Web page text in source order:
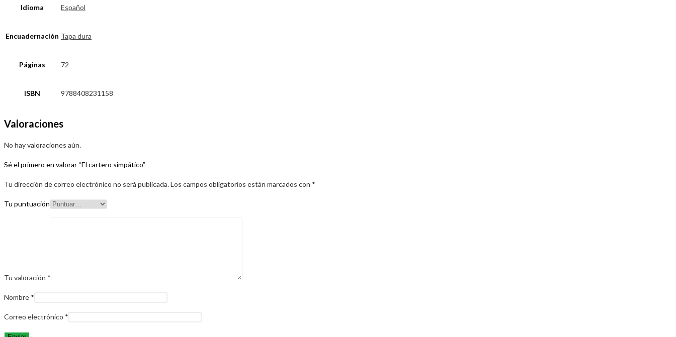
Idioma Español
Encuadernación Tapa dura
Páginas 72
ISBN 9788408231158
Valoraciones
No hay valoraciones aún.
Sé el primero en valorar “El cartero simpático”
Tu dirección de correo electrónico no será publicada.Los campos obligatorios están marcados con *
Tu puntuación
Tu valoración *
Nombre *
Correo electrónico *